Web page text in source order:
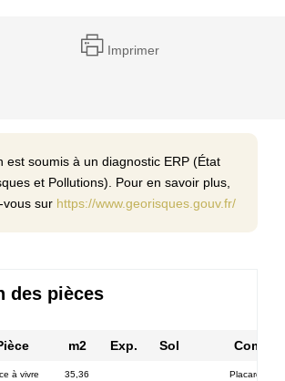
Imprimer
est soumis à un diagnostic ERP (État
et Pollutions). Pour en savoir plus,
vous sur https://www.georisques.gouv.fr/
des pièces
m2 Exp. Sol
à vivre 35,36 Placard kit